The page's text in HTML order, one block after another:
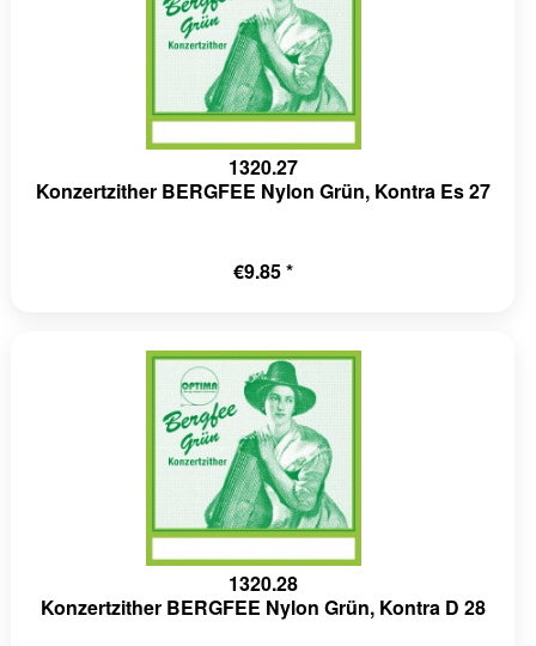
1320.27
Konzertzither BERGFEE Nylon Grün, Kontra Es 27
€9.85 *
1320.28
Konzertzither BERGFEE Nylon Grün, Kontra D 28